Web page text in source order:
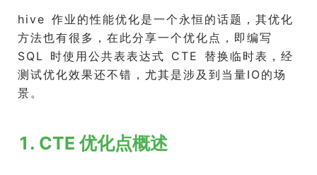
hive 作业的性能优化是一个永恒的话题，其优化
方法也有很多，在此分享一个优化点，即编写
SQL 时使用公共表表达式 CTE 替换临时表，经
测试优化效果还不错，尤其是涉及到当量IO的场
景。
1. CTE 优化点概述